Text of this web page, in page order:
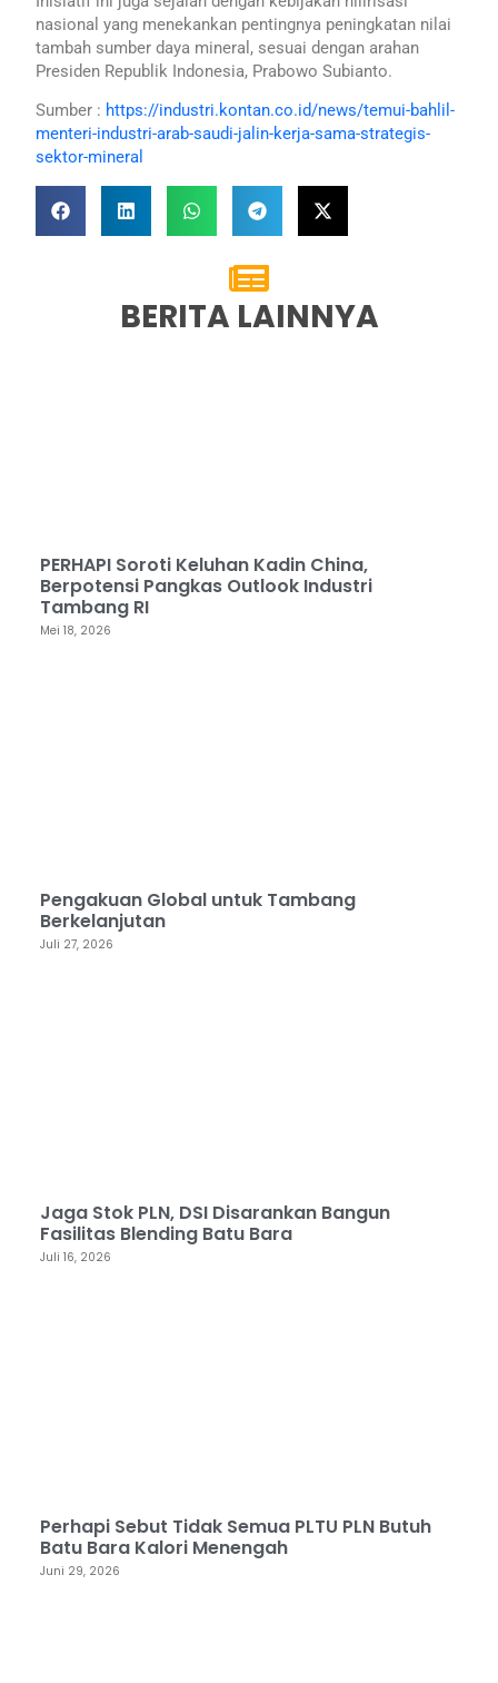
nasional yang menekankan pentingnya peningkatan nilai
tambah sumber daya mineral, sesuai dengan arahan
Presiden Republik Indonesia, Prabowo Subianto.
Sumber : https://industri.kontan.co.id/news/temui-bahlil-
menteri-industri-arab-saudi-jalin-kerja-sama-strategis-
sektor-mineral
BERITA LAINNYA
PERHAPI Soroti Keluhan Kadin China,
Berpotensi Pangkas Outlook Industri
Tambang RI
Mei 18, 2026
Pengakuan Global untuk Tambang
Berkelanjutan
Juli 27, 2026
Jaga Stok PLN, DSI Disarankan Bangun
Fasilitas Blending Batu Bara
Juli 16, 2026
Perhapi Sebut Tidak Semua PLTU PLN Butuh
Batu Bara Kalori Menengah
Juni 29, 2026